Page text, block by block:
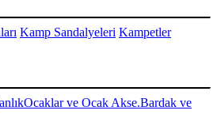
Kamp Sandalyeleri Kampetler
Ocaklar ve Ocak Akse.Bardak ve